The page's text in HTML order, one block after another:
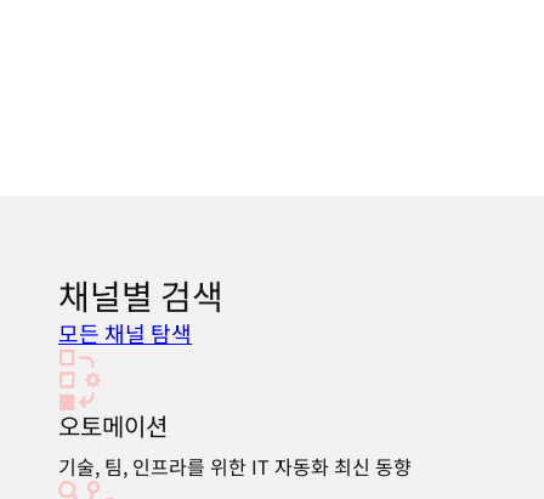
채널별 검색
모든 채널 탐색
오토메이션
기술, 팀, 인프라를 위한 IT 자동화 최신 동향